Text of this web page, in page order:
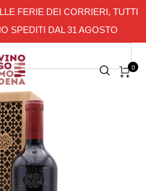
FERIE DEI CORRIERI, TUTTI
SPEDITI DAL 31 AGOSTO
0